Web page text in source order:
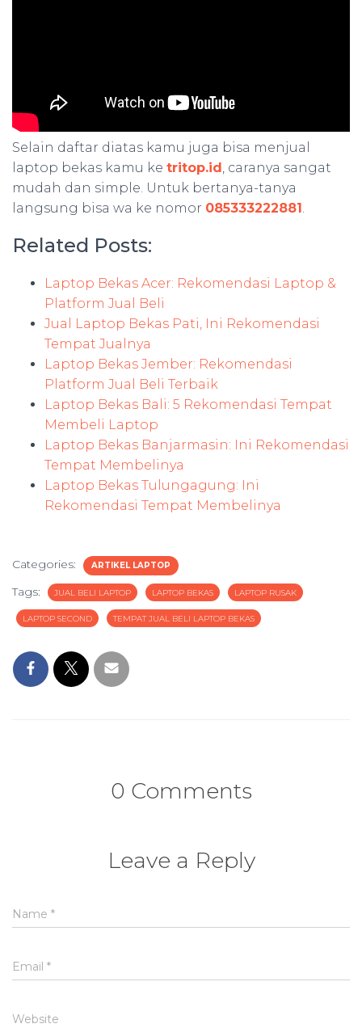
Selain daftar diatas kamu juga bisa menjual
laptop bekas kamu ke tritop.id , caranya sangat
mudah dan simple. Untuk bertanya-tanya
langsung bisa wa ke nomor 085333222881 .
Related Posts:
Laptop Bekas Acer: Rekomendasi Laptop &
Platform Jual Beli
Jual Laptop Bekas Pati, Ini Rekomendasi
Tempat Jualnya
Laptop Bekas Jember: Rekomendasi
Platform Jual Beli Terbaik
Laptop Bekas Bali: 5 Rekomendasi Tempat
Membeli Laptop
Laptop Bekas Banjarmasin: Ini Rekomendasi
Tempat Membelinya
Laptop Bekas Tulungagung: Ini
Rekomendasi Tempat Membelinya
Categories: ARTIKEL LAPTOP
Tags: JUAL BELI LAPTOP LAPTOP BEKAS LAPTOP RUSAK
LAPTOP SECOND TEMPAT JUAL BELI LAPTOP BEKAS
0 Comments
Leave a Reply
Name *
Email *
Website